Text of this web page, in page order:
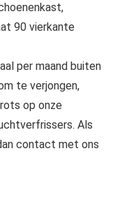
90 vierkante
per maand buiten
te verjongen,
op onze
Als
contact met ons